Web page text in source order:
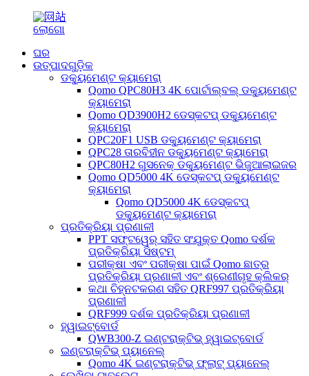
ଘର
ଉତ୍ପାଦଗୁଡ଼ିକ
ଡକ୍ୟୁମେଣ୍ଟ କ୍ୟାମେରା
Qomo QPC80H3 4K ପୋର୍ଟାଲ୍‌ବଲ୍ ଡକ୍ୟୁମେଣ୍ଟ
କ୍ୟାମେରା
Qomo QD3900H2 ଡେସ୍କଟପ୍ ଡକ୍ୟୁମେଣ୍ଟ
କ୍ୟାମେରା
QPC20F1 USB ଡକ୍ୟୁମେଣ୍ଟ କ୍ୟାମେରା
QPC28 ତାରବିହୀନ ଡକ୍ୟୁମେଣ୍ଟ କ୍ୟାମେରା
QPC80H2 ଗୁସନେକ୍ ଡକ୍ୟୁମେଣ୍ଟ ଭିଜୁଆଲାଇଜର
Qomo QD5000 4K ଡେସ୍କଟପ୍ ଡକ୍ୟୁମେଣ୍ଟ
କ୍ୟାମେରା
Qomo QD5000 4K ଡେସ୍କଟପ୍
ଡକ୍ୟୁମେଣ୍ଟ କ୍ୟାମେରା
ପ୍ରତିକ୍ରିୟା ପ୍ରଣାଳୀ
PPT ସଫ୍ଟୱେର୍ ସହିତ ସଂଯୁକ୍ତ Qomo ଦର୍ଶକ
ପ୍ରତିକ୍ରିୟା ସିଷ୍ଟମ୍
ପରୀକ୍ଷା ଏବଂ ପରୀକ୍ଷା ପାଇଁ Qomo ଛାତ୍ର
ପ୍ରତିକ୍ରିୟା ପ୍ରଣାଳୀ ଏବଂ ଶ୍ରେଣୀଗୃହ କ୍ଲିକର୍
କଥା ଚିହ୍ନଟକରଣ ସହିତ QRF997 ପ୍ରତିକ୍ରିୟା
ପ୍ରଣାଳୀ
QRF999 ଦର୍ଶକ ପ୍ରତିକ୍ରିୟା ପ୍ରଣାଳୀ
ହ୍ୱାଇଟ୍‌ବୋର୍ଡ
QWB300-Z ଇଣ୍ଟରାକ୍ଟିଭ୍ ହ୍ୱାଇଟ୍‌ବୋର୍ଡ
ଇଣ୍ଟରାକ୍ଟିଭ୍ ପ୍ୟାନେଲ୍
Qomo 4K ଇଣ୍ଟରାକ୍ଟିଭ୍ ଫ୍ଲାଟ୍ ପ୍ୟାନେଲ୍